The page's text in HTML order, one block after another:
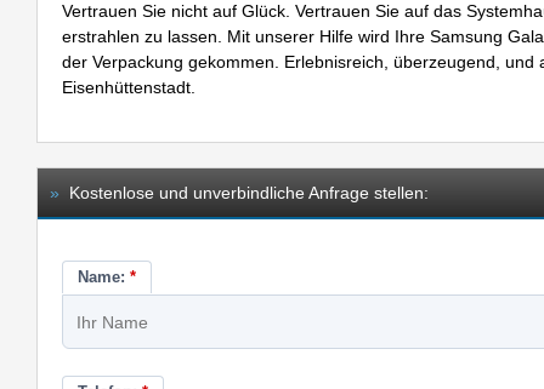
Vertrauen Sie nicht auf Glück. Vertrauen Sie auf das
erstrahlen zu lassen. Mit unserer Hilfe wird Ihre Samsung
der Verpackung gekommen. Erlebnisreich, überzeugend,
Eisenhüttenstadt.
» Kostenlose und unverbindliche Anfrage stellen:
Name: *